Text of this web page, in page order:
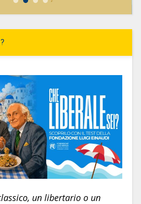
un libertario o un